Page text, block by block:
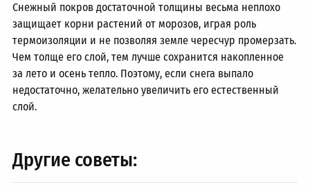
Снежный покров достаточной толщины весьма неплохо
защищает корни растений от морозов, играя роль
термоизоляции и не позволяя земле чересчур промерзать.
Чем толще его слой, тем лучше сохранится накопленное
за лето и осень тепло. Поэтому, если снега выпало
недостаточно, желательно увеличить его естественный
слой.
Другие советы: